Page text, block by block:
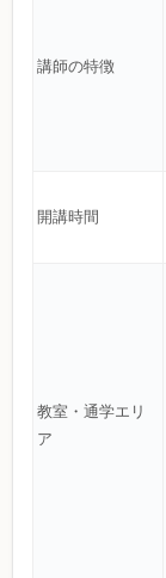
講師の特徴
開講時間
教室・通学エリ
ア